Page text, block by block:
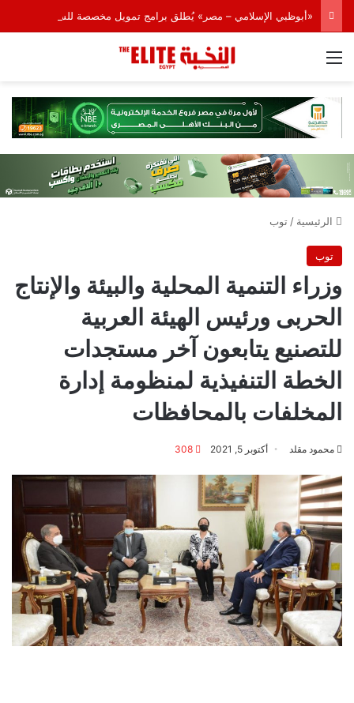
القائمة
الرئيسية /توب
توب
وزراء التنمية المحلية والبيئة والإنتاج
الحربى ورئيس الهيئة العربية
للتصنيع يتابعون آخر مستجدات
الخطة التنفيذية لمنظومة إدارة
المخلفات بالمحافظات
محمود مقلد أكتوبر 5, 2021 308